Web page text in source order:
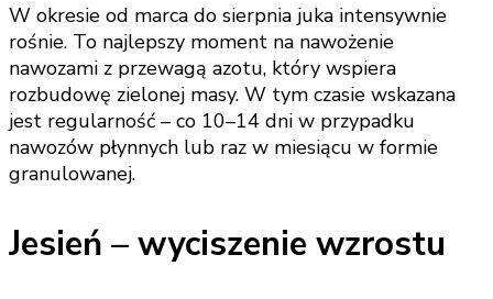
W okresie od marca do sierpnia juka intensywnie
rośnie. To najlepszy moment na nawożenie
nawozami z przewagą azotu, który wspiera
rozbudowę zielonej masy. W tym czasie wskazana
jest regularność – co 10–14 dni w przypadku
nawozów płynnych lub raz w miesiącu w formie
granulowanej.
Jesień – wyciszenie wzrostu